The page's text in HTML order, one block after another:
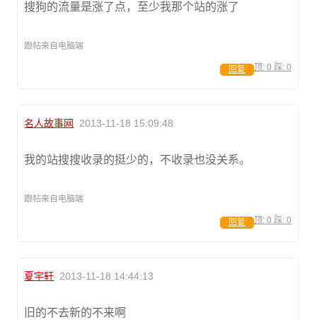
搜狗的流量是涨了点，至少我那个站的涨了
跟帖来自电脑端
顶: 0 踩: 0
回复
名人故事网 2013-11-18 15:09:48
我的站搜搜收录的挺少的，不收录也没关系。
跟帖来自电脑端
顶: 0 踩: 0
回复
夏宇轩 2013-11-18 14:44:13
旧的不去新的不来啊